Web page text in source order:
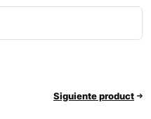
Siguiente product